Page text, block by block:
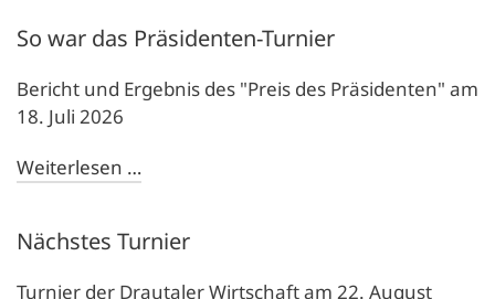
So war das Präsidenten-Turnier
Bericht und Ergebnis des "Preis des Präsidenten" am
18. Juli 2026
Weiterlesen …
Nächstes Turnier
Turnier der Drautaler Wirtschaft am 22. August